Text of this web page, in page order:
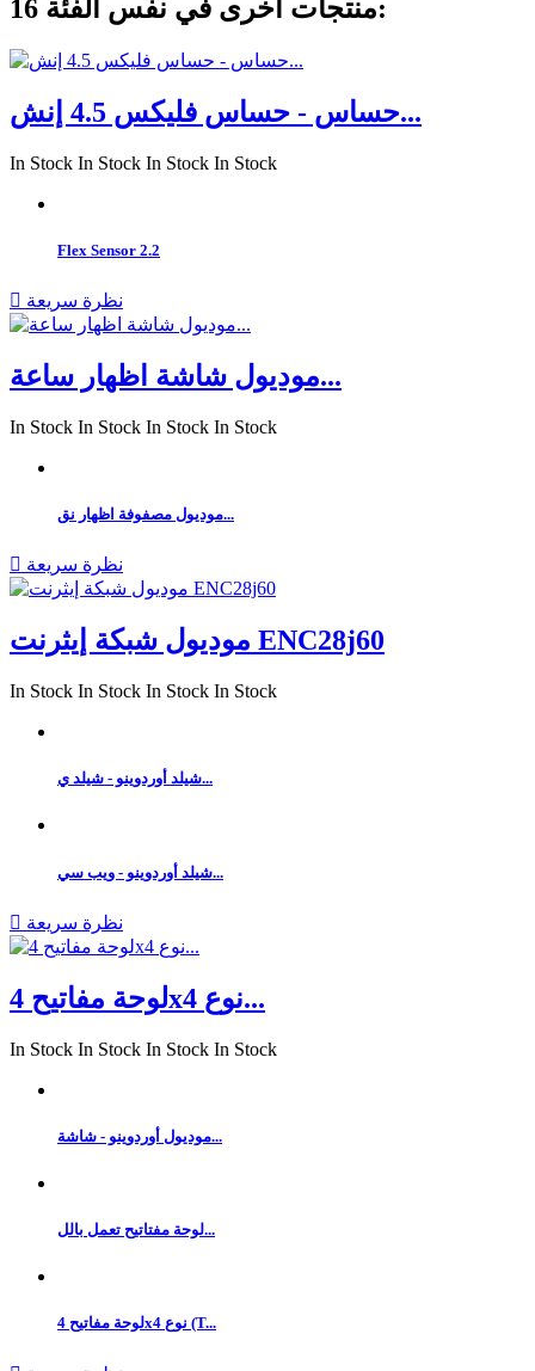
16 منتجات أخرى في نفس الفئة:
حساس - حساس فليكس 4.5 إنش...
In Stock In Stock In Stock In Stock
Flex Sensor 2.2
 نظرة سريعة
موديول شاشة اظهار ساعة...
In Stock In Stock In Stock In Stock
موديول مصفوفة اظهار نق...
 نظرة سريعة
موديول شبكة إيثرنت ENC28j60
In Stock In Stock In Stock In Stock
شيلد أوردوينو - شيلد ي...
شيلد أوردوينو - ويب سي...
 نظرة سريعة
لوحة مفاتيح 4x4 نوع...
In Stock In Stock In Stock In Stock
موديول أوردوينو - شاشة...
لوحة مفتاتيح تعمل بالل...
لوحة مفاتيح 4x4 نوع (T...